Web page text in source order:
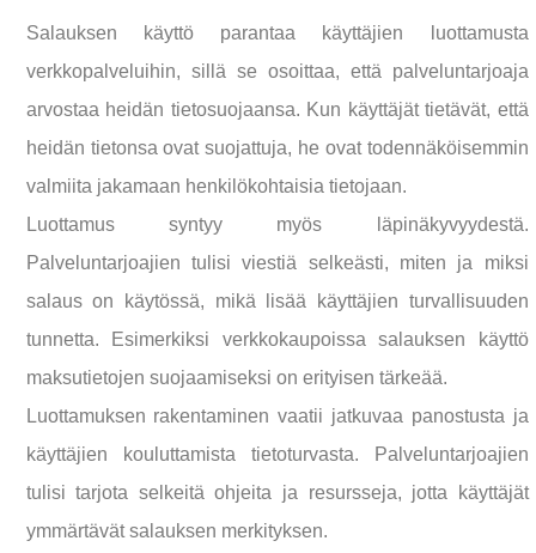
Salauksen käyttö parantaa käyttäjien luottamusta
verkkopalveluihin, sillä se osoittaa, että palveluntarjoaja
arvostaa heidän tietosuojaansa. Kun käyttäjät tietävät, että
heidän tietonsa ovat suojattuja, he ovat todennäköisemmin
valmiita jakamaan henkilökohtaisia tietojaan.
Luottamus syntyy myös läpinäkyvyydestä.
Palveluntarjoajien tulisi viestiä selkeästi, miten ja miksi
salaus on käytössä, mikä lisää käyttäjien turvallisuuden
tunnetta. Esimerkiksi verkkokaupoissa salauksen käyttö
maksutietojen suojaamiseksi on erityisen tärkeää.
Luottamuksen rakentaminen vaatii jatkuvaa panostusta ja
käyttäjien kouluttamista tietoturvasta. Palveluntarjoajien
tulisi tarjota selkeitä ohjeita ja resursseja, jotta käyttäjät
ymmärtävät salauksen merkityksen.